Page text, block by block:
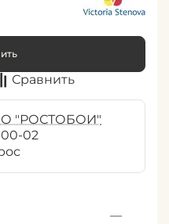
Сравнить
"РОСТОБОИ"
00-02